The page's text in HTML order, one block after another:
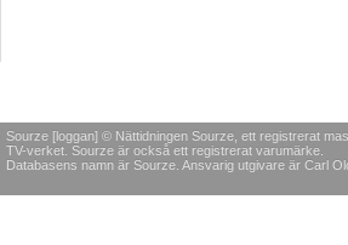
Sourze [loggan] © Nättidningen Sourze, ett registrerat
TV-verket. Sourze är också ett registrerat varumärke.
Databasens namn är Sourze. Ansvarig utgivare är Carl